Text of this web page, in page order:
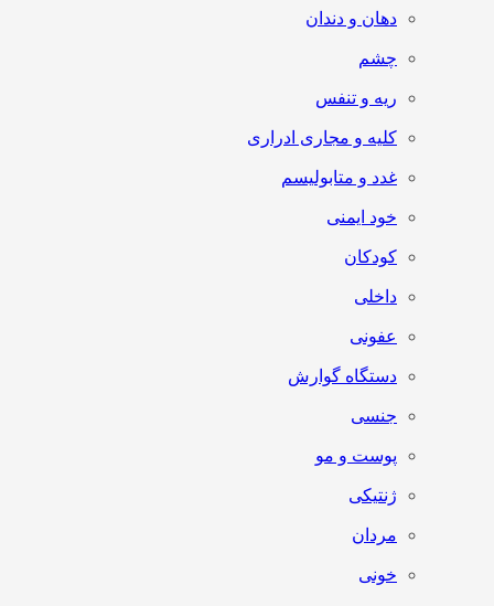
دهان و دندان
چشم
ریه و تنفس
کلیه و مجاری ادراری
غدد و متابولیسم
خود ایمنی
کودکان
داخلی
عفونی
دستگاه گوارش
جنسی
پوست و مو
ژنتیکی
مردان
خونی